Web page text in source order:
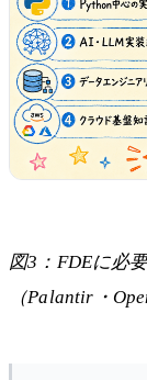
図3：FDEに必
（Palantir・